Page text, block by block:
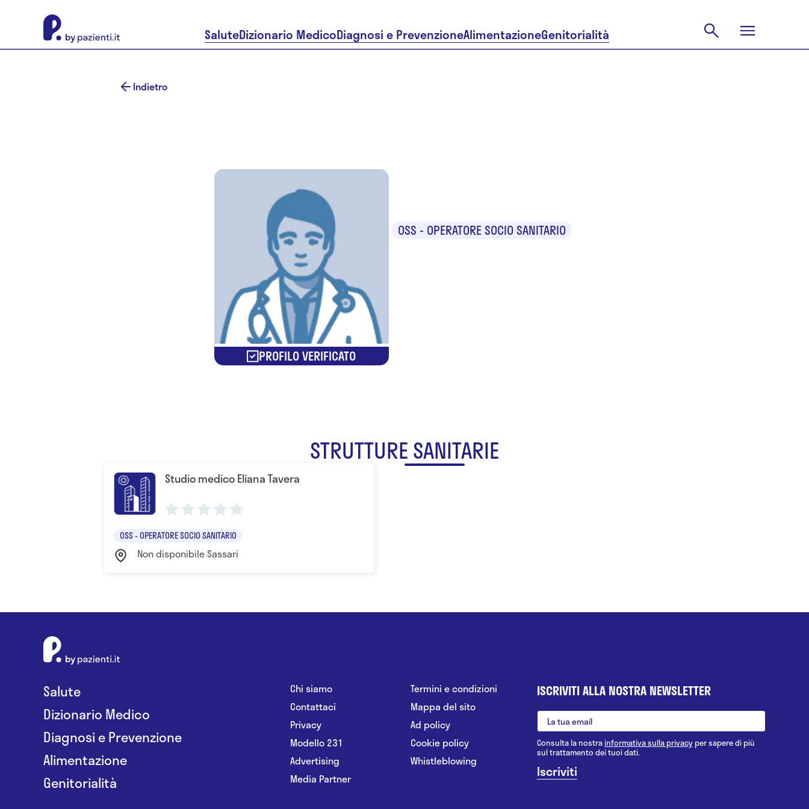
SaluteDizionario MedicoDiagnosi e PrevenzioneAlimentazioneGenitorialità
Indietro
PROFILO VERIFICATO
OSS - OPERATORE SOCIO SANITARIO
STRUTTURE SANITARIE
Studio medico Eliana Tavera
OSS - OPERATORE SOCIO SANITARIO
Non disponibile Sassari
Salute
Dizionario Medico
Diagnosi e Prevenzione
Alimentazione
Genitorialità
Chi siamo
Contattaci
Privacy
Modello 231
Advertising
Media Partner
Termini e condizioni
Mappa del sito
Ad policy
Cookie policy
Whistleblowing
ISCRIVITI ALLA NOSTRA NEWSLETTER
Consulta la nostrainformativa sulla privacy per sapere di più
sul trattamento dei tuoi dati.